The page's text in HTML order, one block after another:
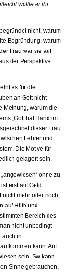
wollte er ihr
nicht, warum
Begründung, warum
Frau war sie auf
der Perspektive
es für die
an Gott nicht
Meinung, warum die
„Gott hat Hand im
dieser Frau
Lehrer und
Die Motive für
gelagert sein.
ohne zu
erst auf Geld
nicht mehr oder noch
auf Hilfe und
Bereich des
nicht unbedingt
auch in
kann. Auf
sein. Sw kann
Sinne gebrauchen,